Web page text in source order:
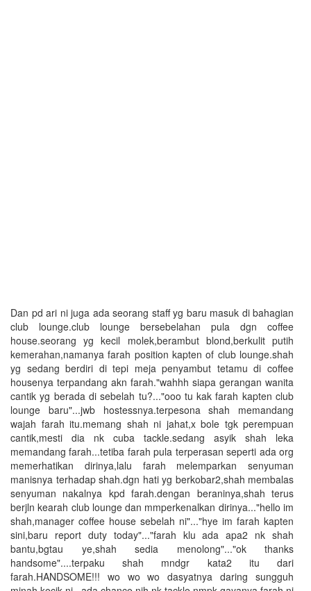
Dan pd ari ni juga ada seorang staff yg baru masuk di bahagian
club lounge.club lounge bersebelahan pula dgn coffee
house.seorang yg kecil molek,berambut blond,berkulit putih
kemerahan,namanya farah position kapten of club lounge.shah
yg sedang berdiri di tepi meja penyambut tetamu di coffee
housenya terpandang akn farah."wahhh siapa gerangan wanita
cantik yg berada di sebelah tu?..."ooo tu kak farah kapten club
lounge baru"...jwb hostessnya.terpesona shah memandang
wajah farah itu.memang shah ni jahat,x bole tgk perempuan
cantik,mesti dia nk cuba tackle.sedang asyik shah leka
memandang farah...tetiba farah pula terperasan seperti ada org
memerhatikan dirinya,lalu farah melemparkan senyuman
manisnya terhadap shah.dgn hati yg berkobar2,shah membalas
senyuman nakalnya kpd farah.dengan beraninya,shah terus
berjln kearah club lounge dan mmperkenalkan dirinya..."hello im
shah,manager coffee house sebelah ni"..."hye im farah kapten
sini,baru report duty today"..."farah klu ada apa2 nk shah
bantu,bgtau ye,shah sedia menolong"..."ok thanks
handsome"....terpaku shah mndgr kata2 itu dari
farah.HANDSOME!!! wo wo wo dasyatnya daring sungguh